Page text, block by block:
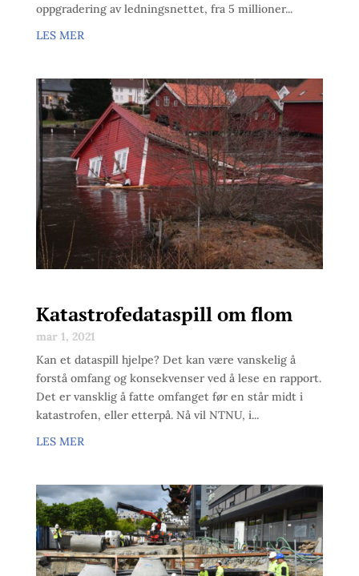
oppgradering av ledningsnettet, fra 5 millioner...
LES MER
Katastrofedataspill om flom
mar 1, 2021
Kan et dataspill hjelpe? Det kan være vanskelig å
forstå omfang og konsekvenser ved å lese en rapport.
Det er vansklig å fatte omfanget før en står midt i
katastrofen, eller etterpå. Nå vil NTNU, i...
LES MER